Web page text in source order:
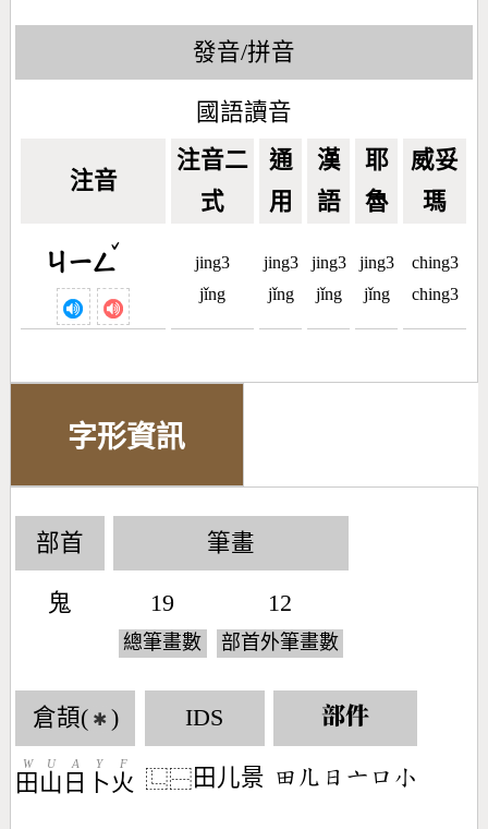
發音/拼音
國語讀音
注音
注音二
式
通
用
漢
語
耶
魯
威妥
瑪
ㄐㄧㄥ
ˇ
jing3
jǐng
jing3
jǐng
jing3
jǐng
jing3
jǐng
ching3
ching3
字形資訊
部首
鬼
筆畫
19
總筆畫數
12
部首外筆畫數
倉頡( ✱ )
田
W
山
U
日
A
卜
Y
火
F
IDS
⿺⿱田儿景
部件
󶄬󶀶󶃐󶁂󶁶󶂞